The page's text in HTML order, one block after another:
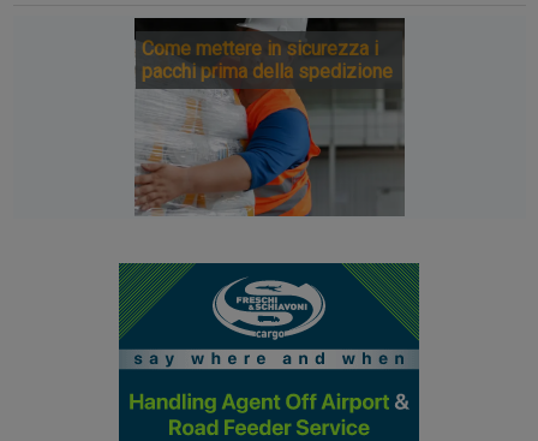
Come mettere in sicurezza i
pacchi prima della spedizione